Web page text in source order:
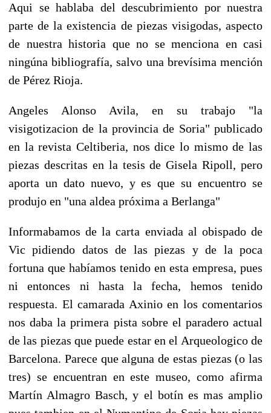
Aqui se hablaba del descubrimiento por nuestra
parte de la existencia de piezas visigodas, aspecto
de nuestra historia que no se menciona en casi
ningúna bibliografía, salvo una brevísima mención
de Pérez Rioja.
Angeles Alonso Avila, en su trabajo "la
visigotizacion de la provincia de Soria" publicado
en la revista Celtiberia, nos dice lo mismo de las
piezas descritas en la tesis de Gisela Ripoll, pero
aporta un dato nuevo, y es que su encuentro se
produjo en "una aldea próxima a Berlanga"
Informabamos de la carta enviada al obispado de
Vic pidiendo datos de las piezas y de la poca
fortuna que habíamos tenido en esta empresa, pues
ni entonces ni hasta la fecha, hemos tenido
respuesta. El camarada Axinio en los comentarios
nos daba la primera pista sobre el paradero actual
de las piezas que puede estar en el Arqueologico de
Barcelona. Parece que alguna de estas piezas (o las
tres) se encuentran en este museo, como afirma
Martín Almagro Basch, y el botín es mas amplio